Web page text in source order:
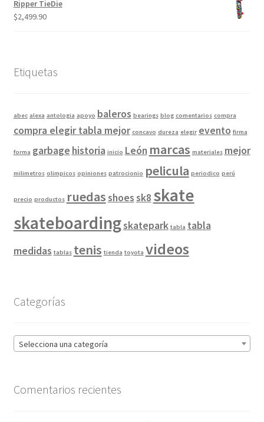
Ripper TieDie
$2,499.90
Etiquetas
abec alexa antologia apoyo baleros bearings blog comentarios compra
compra elegir tabla mejor concavo dureza elegir evento firma
forma garbage historia inicio León marcas materiales mejor
milimetros olimpicos opiniones patrocionio pelicula periodico perú
precio productos ruedasshoessk8 skate
skateboardingskatepark tabla tabla
medidas tablas tenis tienda toyota videos
Categorías
Selecciona una categoría
Comentarios recientes